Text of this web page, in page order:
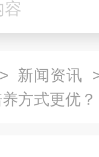
新闻资讯
方式更优？